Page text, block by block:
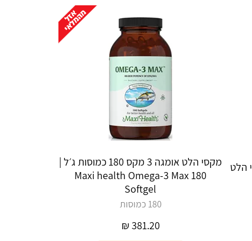
הלט
מקסי הלט אומגה 3 מקס 180 כמוסות ג׳ל |
Maxi health Omega-3 Max 180
Softgel
180 כמוסות
381.20
₪